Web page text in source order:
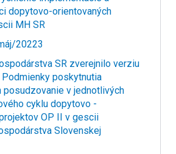
dopytovo-orientovaných
MH SR
20223
SR zverejnilo verziu
poskytnutia
posudzovanie v jednotlivých
cyklu dopytovo -
OP II v gescii
Slovenskej